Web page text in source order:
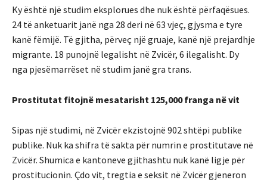
Ky është një studim eksplorues dhe nuk është përfaqësues.
24 të anketuarit janë nga 28 deri në 63 vjeç, gjysma e tyre
kanë fëmijë. Të gjitha, përveç një gruaje, kanë një prejardhje
migrante. 18 punojnë legalisht në Zvicër, 6 ilegalisht. Dy
nga pjesëmarrëset në studim janë gra trans.
Prostitutat fitojnë mesatarisht 125,000 franga në vit
Sipas një studimi, në Zvicër ekzistojnë 902 shtëpi publike
publike. Nuk ka shifra të sakta për numrin e prostitutave në
Zvicër. Shumica e kantoneve gjithashtu nuk kanë ligje për
prostitucionin. Çdo vit, tregtia e seksit në Zvicër gjeneron